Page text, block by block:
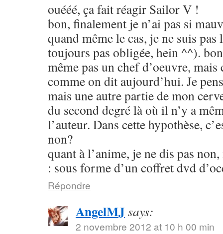
ouééé, ça fait réagir Sailor V !
bon, finalement je n’ai pas si
quand même le cas, je ne suis pas
toujours pas obligée, hein ^^).
même pas un chef d’oeuvre,
comme on dit aujourd’hui. Je
mais une autre partie de mon
du second degré là où il n’y a
l’auteur. Dans cette hypothèse,
non?
quant à l’anime, je ne dis pas
: sous forme d’un coffret dvd
Répondre
AngelMJsays:
2 novembre 2012 at 10 h 00 min